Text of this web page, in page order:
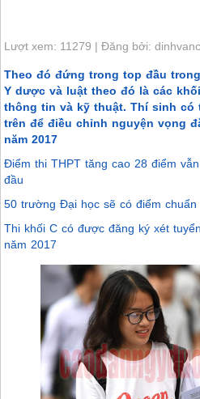
Lượt xem: 11279 | Đăng bởi:
Theo đó đứng trong top đầu
Y dược và luật theo đó là các
thông tin và kỹ thuật. Thí sinh có
trên để điều chỉnh nguyện vọng
năm 2017
Điểm thi THPT tăng cao 28 điểm
đầu
50 trường Đại học sẽ có điểm
Thi khối C có được đăng ký xét
năm 2017